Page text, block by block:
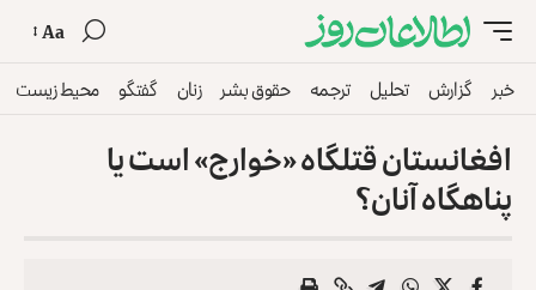
Aa
خبر گزارش تحلیل ترجمه حقوق بشر زنان گفتگو محیط زیست
افغانستان قتلگاه «خوارج» است یا
پناهگاه آنان؟